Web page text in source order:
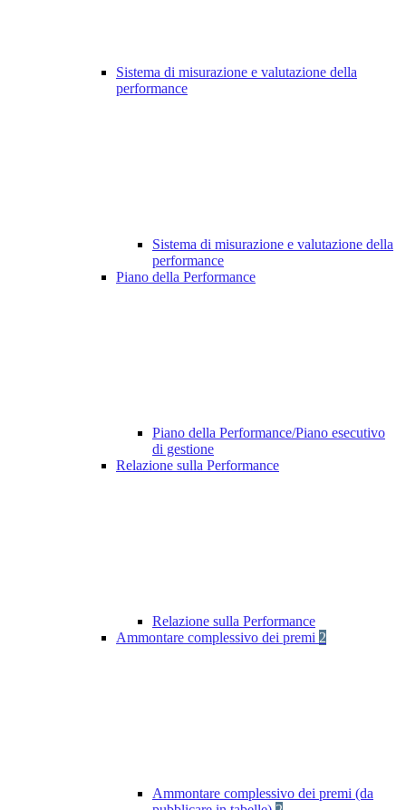
Sistema di misurazione e valutazione della
performance
Sistema di misurazione e valutazione della
performance
Piano della Performance
Piano della Performance/Piano esecutivo
di gestione
Relazione sulla Performance
Relazione sulla Performance
Ammontare complessivo dei premi 2
Ammontare complessivo dei premi (da